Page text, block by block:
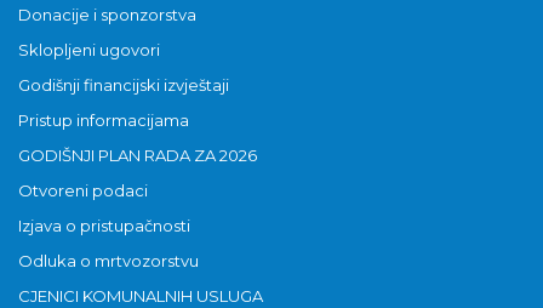
Donacije i sponzorstva
Sklopljeni ugovori
Godišnji financijski izvještaji
Pristup informacijama
GODIŠNJI PLAN RADA ZA 2026
Otvoreni podaci
Izjava o pristupačnosti
Odluka o mrtvozorstvu
CJENICI KOMUNALNIH USLUGA